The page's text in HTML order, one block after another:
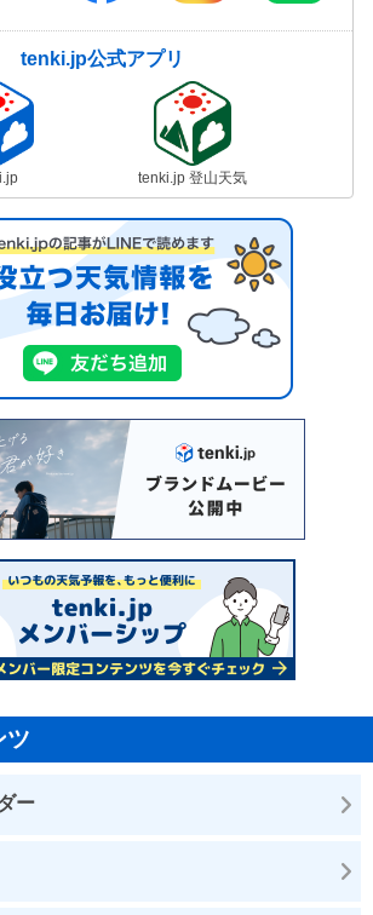
tenki.jp公式アプリ
tenki.jp 登山天気
ツ
ー